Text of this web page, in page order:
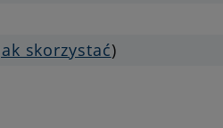
skorzystać)